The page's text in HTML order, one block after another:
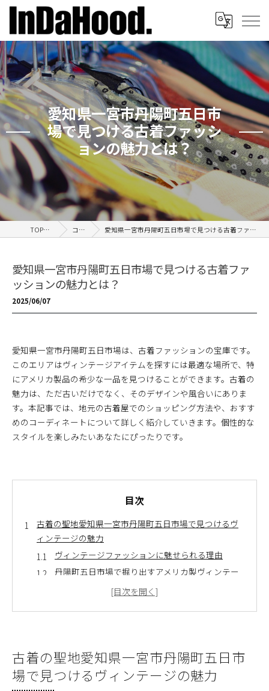
愛知県一宮市丹陽町五日市
場で見つける古着ファッシ
ョンの魅力とは？
TOPページ コラム 愛知県一宮市丹陽町五日市場で見つける古着ファッションの魅力とは？
愛知県一宮市丹陽町五日市場で見つける古着ファ
ッションの魅力とは？
2025/06/07
愛知県一宮市丹陽町五日市場は、古着ファッションの宝庫です。
このエリアはヴィンテージアイテムを探すには最適な場所で、特
にアメリカ製品の希少な一品を見つけることができます。古着の
魅力は、ただ古いだけでなく、そのデザインや風合いにありま
す。本記事では、地元の古着屋でのショッピング方法や、おすす
めのコーディネートについて詳しく紹介していきます。個性的な
スタイルを楽しみたいあなたにぴったりです。
目次
古着の聖地愛知県一宮市丹陽町五日市場で見つけるヴ
ィンテージの魅力
ヴィンテージファッションに魅せられる理由
丹陽町五日市場で掘り出すアメリカ製ヴィンテー
地元の古着愛好家の声を聞く
地元で探す古着の宝物愛知県一宮市丹陽町五日市場の
歩き方
古着の聖地愛知県一宮市丹陽町五日市
場で見つけるヴィンテージの魅力